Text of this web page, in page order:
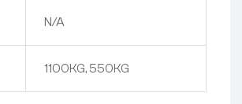
N/A
1100KG, 550KG